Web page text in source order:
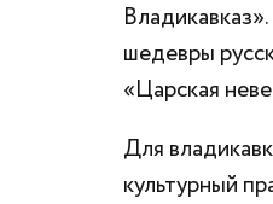
шедевры
«Царская
Для
культурный